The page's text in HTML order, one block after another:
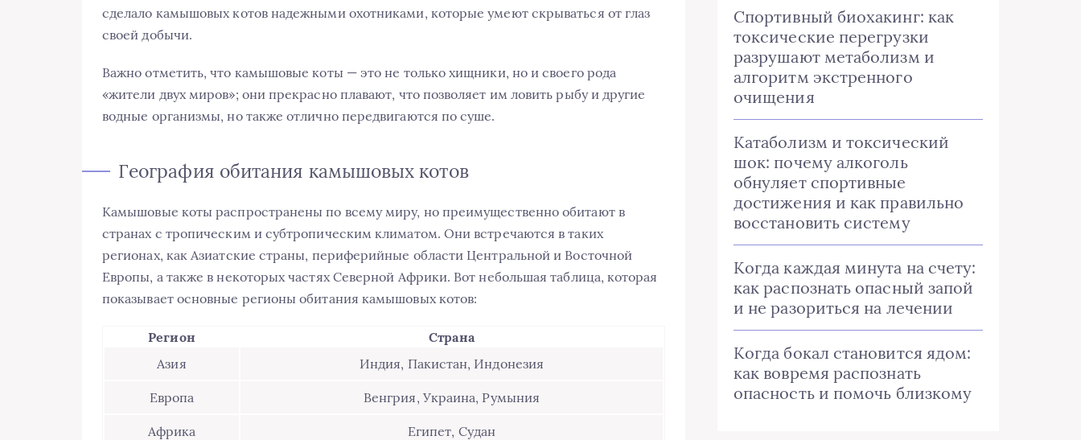
сделало камышовых котов надежными охотниками, которые умеют скрываться от глаз
своей добычи.
Важно отметить, что камышовые коты — это не только хищники, но и своего рода
«жители двух миров»; они прекрасно плавают, что позволяет им ловить рыбу и другие
водные организмы, но также отлично передвигаются по суше.
География обитания камышовых котов
Камышовые коты распространены по всему миру, но преимущественно обитают в
странах с тропическим и субтропическим климатом. Они встречаются в таких
регионах, как Азиатские страны, периферийные области Центральной и Восточной
Европы, а также в некоторых частях Северной Африки. Вот небольшая таблица, которая
показывает основные регионы обитания камышовых котов:
Регион
Страна
Азия
Индия, Пакистан, Индонезия
Европа Венгрия, Украина, Румыния
Африка Египет, Судан
Спортивный биохакинг: как
токсические перегрузки
разрушают метаболизм и
алгоритм экстренного
очищения
Катаболизм и токсический
шок: почему алкоголь
обнуляет спортивные
достижения и как правильно
восстановить систему
Когда каждая минута на счету:
как распознать опасный запой
и не разориться на лечении
Когда бокал становится ядом:
как вовремя распознать
опасность и помочь близкому